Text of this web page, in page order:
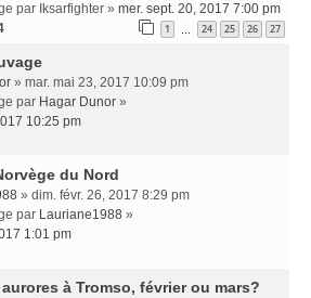
par Iksarfighter » mer. sept. 20, 2017 7:00 pm
1 … 24 25 26 27
» mar. mai 23, 2017 10:09 pm
par Hagar Dunor »
10:25 pm
du Nord
» dim. févr. 26, 2017 8:29 pm
par Lauriane1988 »
1:01 pm
à Tromso, février ou mars?